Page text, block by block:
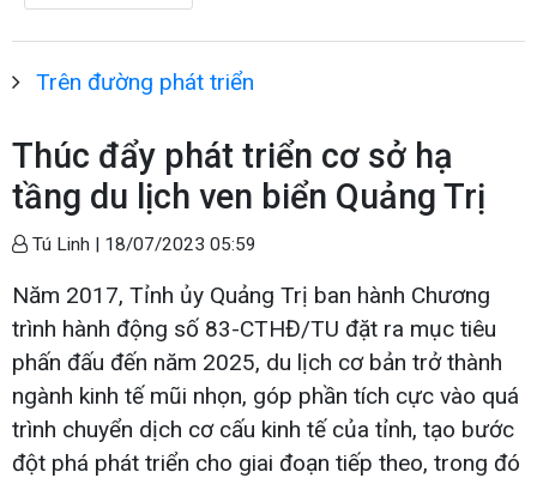
Trên đường phát triển
Thúc đẩy phát triển cơ sở hạ
tầng du lịch ven biển Quảng Trị
Tú Linh | 18/07/2023 05:59
Năm 2017, Tỉnh ủy Quảng Trị ban hành Chương
trình hành động số 83-CTHĐ/TU đặt ra mục tiêu
phấn đấu đến năm 2025, du lịch cơ bản trở thành
ngành kinh tế mũi nhọn, góp phần tích cực vào quá
trình chuyển dịch cơ cấu kinh tế của tỉnh, tạo bước
đột phá phát triển cho giai đoạn tiếp theo, trong đó